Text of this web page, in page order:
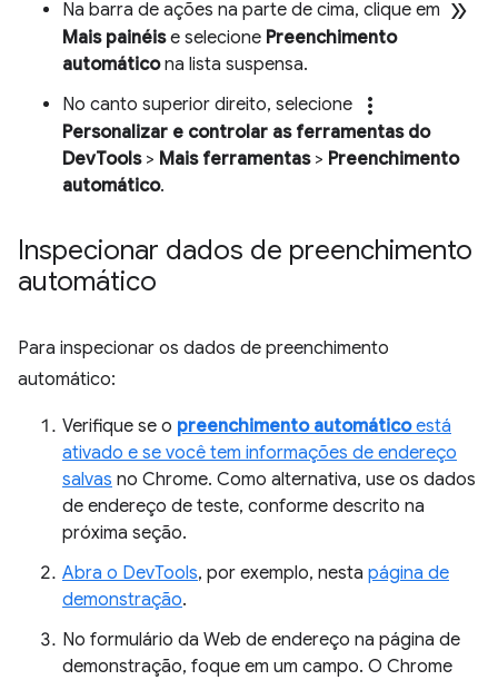
Na barra de ações na parte de cima, clique em double_arrow
Mais painéise selecione Preenchimento
automáticona lista suspensa.
No canto superior direito, selecione
more_vert
Personalizar e controlar as ferramentas do
DevTools> Mais ferramentas> Preenchimento
automático.
Inspecionar dados de preenchimento
automático
Para inspecionar os dados de preenchimento
automático:
Verifique se o preenchimento automáticoestá
ativado e se você tem informações de endereço
salvas no Chrome. Como alternativa, use os dados
de endereço de teste, conforme descrito na
próxima seção.
Abra o DevTools, por exemplo, nesta página de
demonstração.
No formulário da Web de endereço na página de
demonstração, foque em um campo. O Chrome